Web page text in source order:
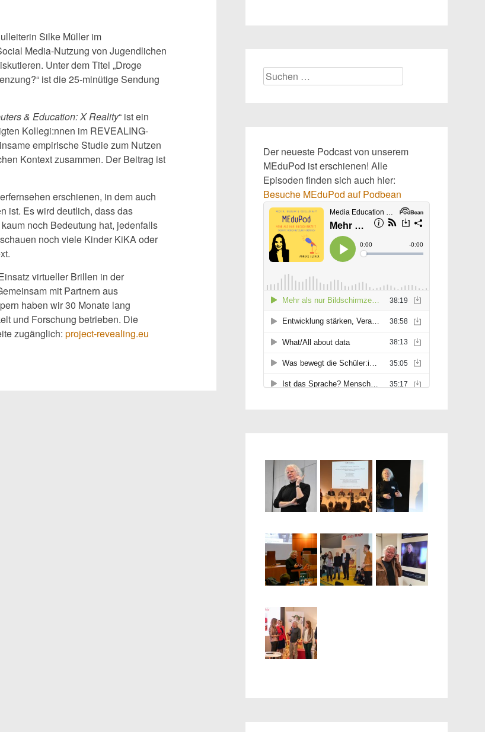
Silke Müller im
Media-Nutzung von Jugendlichen
Unter dem Titel „Droge
ist die 25-minütige Sendung
& Education: X Reality“ ist ein
Kollegi:nnen im REVEALING-
empirische Studie zum Nutzen
Kontext zusammen. Der Beitrag ist
erschienen, in dem auch
ist. Es wird deutlich, dass das
noch Bedeutung hat, jedenfalls
noch viele Kinder KiKA oder
virtueller Brillen in der
mit Partnern aus
haben wir 30 Monate lang
und Forschung betrieben. Die
zugänglich:project-revealing.eu
Suchen
nach:
Der neueste Podcast von unserem
MEduPod ist erschienen! Alle
Episoden finden sich auch hier:
Besuche MEduPod auf Podbean